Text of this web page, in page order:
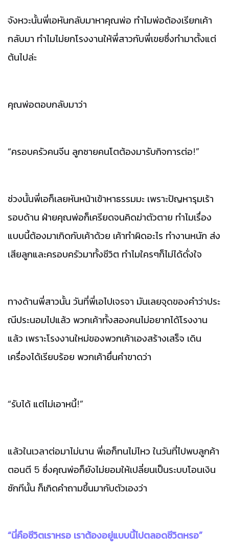
จังหวะนั้นพี่เอหันกลับมาหาคุณพ่อ ทำไมพ่อต้องเรียกเค้า
กลับมา ทำไมไม่ยกโรงงานให้พี่สาวกับพี่เขยซึ่งทำมาตั้งแต่
ต้นไปล่ะ
คุณพ่อตอบกลับมาว่า
“ครอบครัวคนจีน ลูกชายคนโตต้องมารับกิจการต่อ!”
ช่วงนั้นพี่เอก็เลยหันหน้าเข้าหาธรรมมะ เพราะปัญหารุมเร้า
รอบด้าน ฝ่ายคุณพ่อก็เครียดจนคิดฆ่าตัวตาย ทำไมเรื่อง
แบบนี้ต้องมาเกิดกับเค้าด้วย เค้าทำผิดอะไร ทำงานหนัก ส่ง
เสียลูกและครอบครัวมาทั้งชีวิต ทำไมใครๆก็ไม่ได้ดั่งใจ
ทางด้านพี่สาวนั้น วันที่พี่เอไปเจรจา มันเลยจุดของคำว่าประ
ณีประนอมไปแล้ว พวกเค้าทั้งสองคนไม่อยากได้โรงงาน
แล้ว เพราะโรงงานใหม่ของพวกเค้าเองสร้างเสร็จ เดิน
เครื่องได้เรียบร้อย พวกเค้ายื่นคำขาดว่า
“รับได้ แต่ไม่เอาหนี้!”
แล้วในเวลาต่อมาไม่นาน พี่เอก็ทนไม่ไหว ในวันที่ไปพบลูกค้า
ตอนตี 5 ซึ่งคุณพ่อก็ยังไม่ยอมให้เปลี่ยนเป็นระบบโอนเงิน
ซักทีนั้น ก็เกิดคำถามขึ้นมากับตัวเองว่า
“นี่คือชีวิตเราหรอ เราต้องอยู่แบบนี้ไปตลอดชีวิตหรอ”